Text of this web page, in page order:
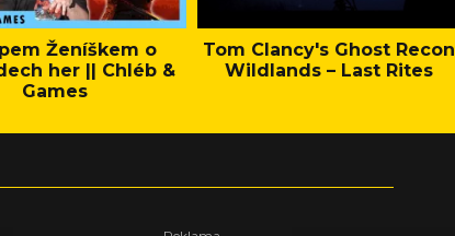
Ženíškem o
her || Chléb &
Games
Tom Clancy's Ghost Recon
Wildlands – Last Rites